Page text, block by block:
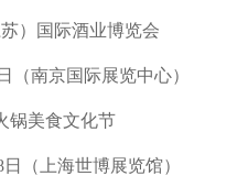
）国际酒业博览会
（南京国际展览中心）
锅美食文化节
日（上海世博展览馆）